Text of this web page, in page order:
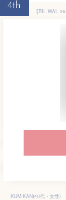
4th
KUMIKAN(40代・女性)